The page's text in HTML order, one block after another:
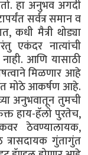
हा अनुभव अगदी
सर्वत्र समान व
कधी मैत्री थोड्या
एकंदर नात्यांची
आणि यासाठी
मिळणार आहे
मोठे आकर्षण आहे.
अनुभवातून तुमची
हाय-हॅलो पुरतेच,
ठेवण्यालायक,
गुंतागुंत